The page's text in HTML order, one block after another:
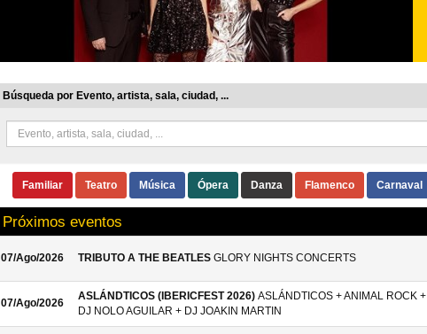
Búsqueda por Evento, artista, sala, ciudad, ...
Familiar Teatro Música Ópera Danza Flamenco Carnaval
Próximos eventos
07/Ago/2026 TRIBUTO A THE BEATLES GLORY NIGHTS CONCERTS
07/Ago/2026
ASLÁNDTICOS (IBERICFEST 2026) ASLÁNDTICOS + ANIMAL ROCK +
DJ NOLO AGUILAR + DJ JOAKIN MARTIN